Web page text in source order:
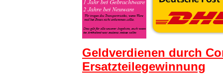
Geldverdienen durch
Ersatzteilegewinnung